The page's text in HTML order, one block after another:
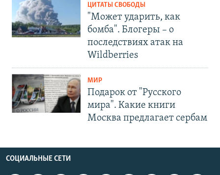
ЦИТАТЫ СВОБОДЫ
"Может ударить, как
бомба". Блогеры – о
последствиях атак на
Wildberries
МИР
Подарок от "Русского
мира". Какие книги
Москва предлагает сербам
СОЦИАЛЬНЫЕ СЕТИ